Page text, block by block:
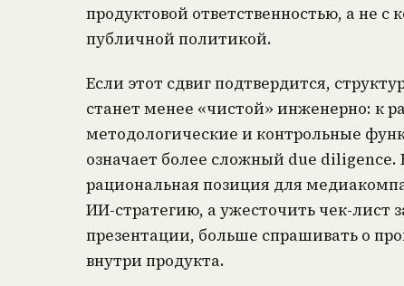
продуктовой ответственностью, а не
публичной политикой.
Если этот сдвиг подтвердится,
станет менее «чистой» инженерно: к
методологические и контрольные
означает более сложный due
рациональная позиция для
ИИ-стратегию, а ужесточить чек-лист
презентации, больше спрашивать о
внутри продукта.